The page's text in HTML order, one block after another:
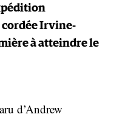
Irvine-
à atteindre le
d’Andrew